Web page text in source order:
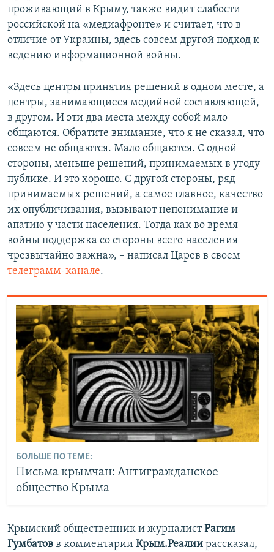
проживающий в Крыму, также видит слабости
российской на «медиафронте» и считает, что в
отличие от Украины, здесь совсем другой подход к
ведению информационной войны.
«Здесь центры принятия решений в одном месте, а
центры, занимающиеся медийной составляющей,
в другом. И эти два места между собой мало
общаются. Обратите внимание, что я не сказал, что
совсем не общаются. Мало общаются. С одной
стороны, меньше решений, принимаемых в угоду
публике. И это хорошо. С другой стороны, ряд
принимаемых решений, а самое главное, качество
их опубличивания, вызывают непонимание и
апатию у части населения. Тогда как во время
войны поддержка со стороны всего населения
чрезвычайно важна», – написал Царев в своем
телеграмм-канале.
БОЛЬШЕ ПО ТЕМЕ:
Письма крымчан: Антигражданское
общество Крыма
Крымский общественник и журналистРагим
Гумбатов в комментарии Крым.Реалии рассказал,